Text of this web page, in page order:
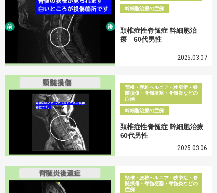
幹細胞治療の症例
頚椎症性脊髄症 幹細胞治
療 60代男性
2025.03.07
頚椎・腰椎ヘルニア・狭窄症・脊
髄損傷・脊髄梗塞・脊髄炎などの
症例
幹細胞治療の症例
頚椎症性脊髄症 幹細胞治療
60代男性
2025.03.06
頚椎・腰椎ヘルニア・狭窄症・脊
髄損傷・脊髄梗塞・脊髄炎などの
症例